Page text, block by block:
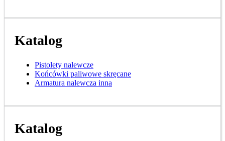
Katalog
Pistolety nalewcze
Końcówki paliwowe skręcane
Armatura nalewcza inna
Katalog